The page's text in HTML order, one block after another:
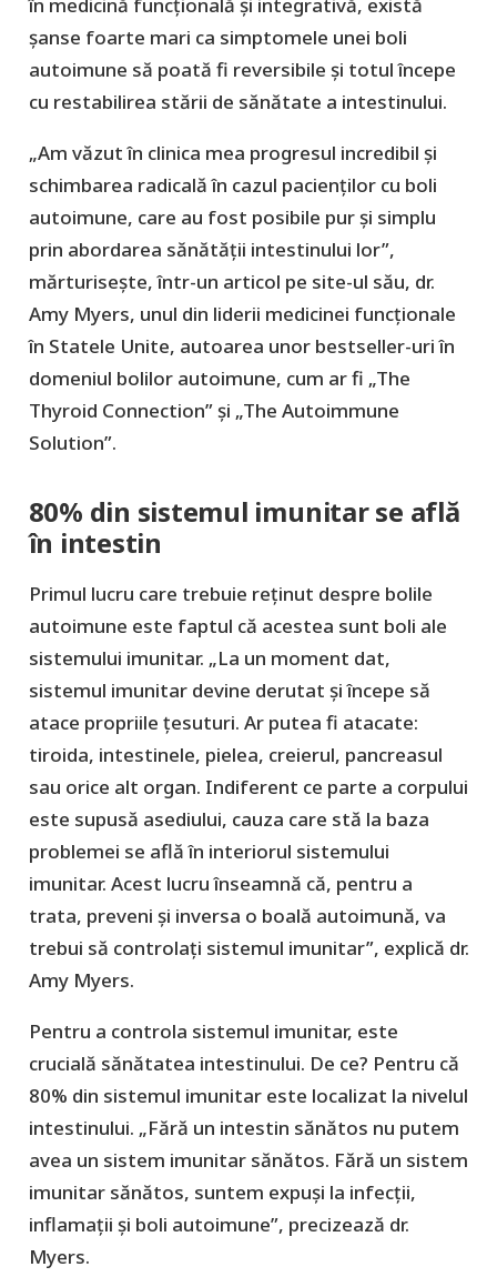
șanse foarte mari ca simptomele unei boli
autoimune să poată fi reversibile și totul începe
cu restabilirea stării de sănătate a intestinului.
„Am văzut în clinica mea progresul incredibil și
schimbarea radicală în cazul pacienților cu boli
autoimune, care au fost posibile pur și simplu
prin abordarea sănătății intestinului lor”,
mărturisește, într-un articol pe site-ul său, dr.
Amy Myers, unul din liderii medicinei funcționale
în Statele Unite, autoarea unor bestseller-uri în
domeniul bolilor autoimune, cum ar fi „The
Thyroid Connection” și „The Autoimmune
Solution”.
80% din sistemul imunitar se află
în intestin
Primul lucru care trebuie reținut despre bolile
autoimune este faptul că acestea sunt boli ale
sistemului imunitar. „La un moment dat,
sistemul imunitar devine derutat și începe să
atace propriile țesuturi. Ar putea fi atacate:
tiroida, intestinele, pielea, creierul, pancreasul
sau orice alt organ. Indiferent ce parte a corpului
este supusă asediului, cauza care stă la baza
problemei se află în interiorul sistemului
imunitar. Acest lucru înseamnă că, pentru a
trata, preveni și inversa o boală autoimună, va
trebui să controlați sistemul imunitar”, explică dr.
Amy Myers.
Pentru a controla sistemul imunitar, este
crucială sănătatea intestinului. De ce? Pentru că
80% din sistemul imunitar este localizat la nivelul
intestinului. „Fără un intestin sănătos nu putem
avea un sistem imunitar sănătos. Fără un sistem
imunitar sănătos, suntem expuși la infecții,
inflamații și boli autoimune”, precizează dr.
Myers.